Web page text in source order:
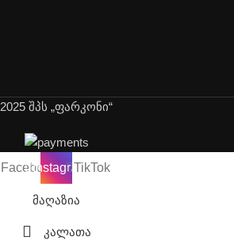
2025 შპს „ფარკონი“
FacebookInstagramTikTok
მაღაზია
კალათა